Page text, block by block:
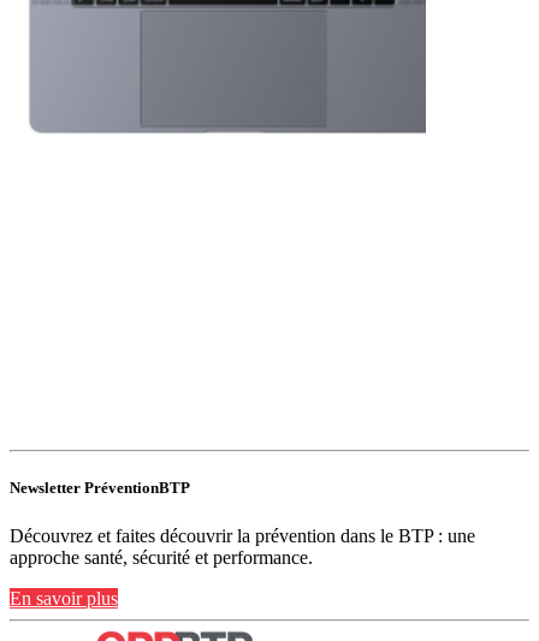
Newsletter PréventionBTP
Découvrez et faites découvrir la prévention dans le BTP : une
approche santé, sécurité et performance.
En savoir plus